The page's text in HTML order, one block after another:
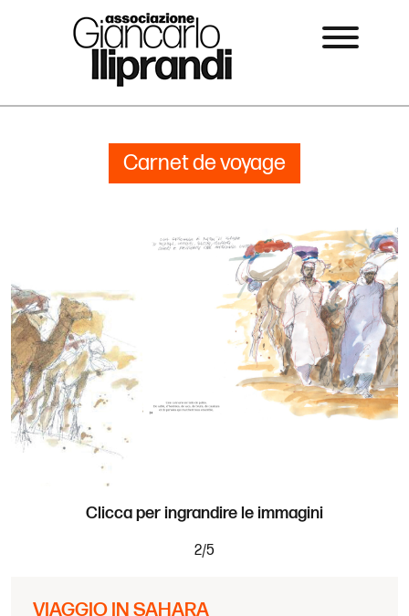
Carnet de voyage
Clicca per ingrandire le immagini
2/5
Questo, per fortuna, altro non è stato, almeno